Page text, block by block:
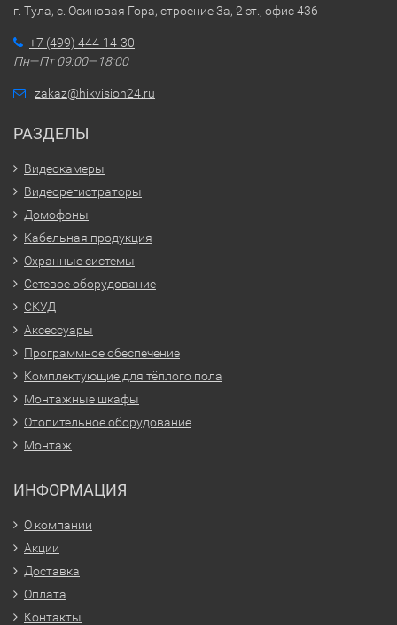
г. Тула, с. Осиновая Гора, строение 3а, 2 эт., офис 436
+7 (499) 444-14-30
Пн—Пт 09:00—18:00
zakaz@hikvision24.ru
РАЗДЕЛЫ
Видеокамеры
Видеорегистраторы
Домофоны
Кабельная продукция
Охранные системы
Сетевое оборудование
СКУД
Аксессуары
Программное обеспечение
Комплектующие для тёплого пола
Монтажные шкафы
Отопительное оборудование
Монтаж
ИНФОРМАЦИЯ
О компании
Акции
Доставка
Оплата
Контакты